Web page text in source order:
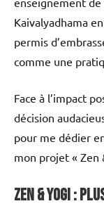
Kaivalyadhama
permis
comme une
Face à l’impact
décision
pour me dédier
mon projet « Zen
Zen & Yogi :